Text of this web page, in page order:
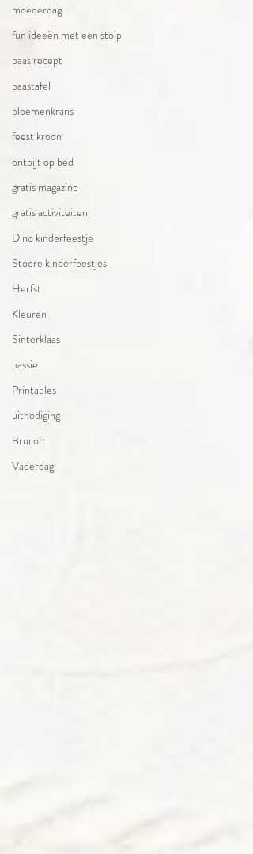
moederdag
fun ideeën met een stolp
paas recept
paastafel
bloemenkrans
feest kroon
ontbijt op bed
gratis magazine
gratis activiteiten
Dino kinderfeestje
Stoere kinderfeestjes
Herfst
Kleuren
Sinterklaas
passie
Printables
uitnodiging
Bruiloft
Vaderdag